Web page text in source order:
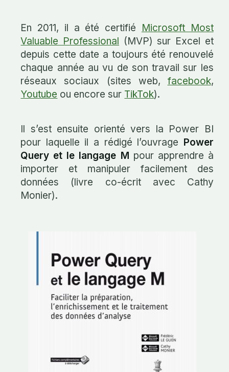
En 2011, il a été certifié Microsoft Most
Valuable Professional (MVP) sur Excel et
depuis cette date a toujours été renouvelé
chaque année au vu de son travail sur les
réseaux sociaux (sites web, facebook,
Youtube ou encore sur TikTok).
Il s’est ensuite orienté vers la Power BI
pour laquelle il a rédigé l’ouvrage Power
Query et le langage M pour apprendre à
importer et manipuler facilement des
données (livre co-écrit avec Cathy
Monier).